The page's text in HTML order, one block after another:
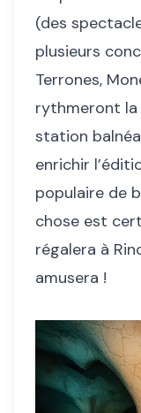
(des
plusieurs
Terrones,
rythmeront la
station
enrichir
populaire de
chose est
régalera à
amusera !